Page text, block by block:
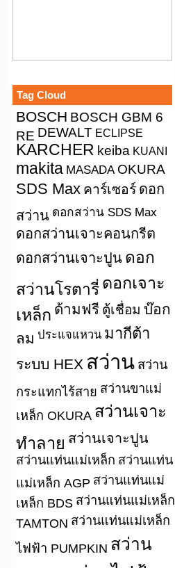
Tag Cloud
BOSCH BOSCH GBM 6
RE DEWALT ECLIPSE
KARCHER keiba KUANI
makita MASADA OKURA
SDS Max คาร์เซอร์ ดอก
สว่าน ดอกสว่าน SDS Max
ดอกสว่านเจาะคอนกรีต
ดอกสว่านเจาะปูน ดอก
สว่านโรตารี่ ดอกเจาะ
เหล็ก ด้ามฟรี ตู้เชื่อม บ๊อก
ลม ประแจแหวน มากีต้า
ระบบ HEX สว่าน สว่าน
กระแทกไร้สาย สว่านขาแม่
เหล็ก OKURA สว่านเจาะ
ทำลาย สว่านเจาะปูน
สว่านแท่นแม่เหล็ก สว่านแท่น
แม่เหล็ก AGP สว่านแท่นแม่
เหล็ก BDS สว่านแท่นแม่เหล็ก
TAMTON สว่านแท่นแม่เหล็ก
ไฟฟ้า PUMPKIN สว่าน